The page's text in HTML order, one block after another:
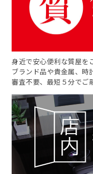
身近で安心便利な質屋を
ブランド品や貴金属、時
審査不要、最短５分でご